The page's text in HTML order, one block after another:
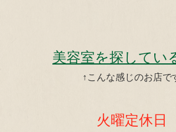
美容室を探してい
↑こんな感じのお店で
火曜定休日